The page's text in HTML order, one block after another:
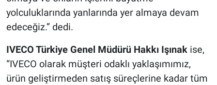
yolculuklarında yanlarında yer almaya devam
edeceğiz.” dedi.
IVECO Türkiye Genel Müdürü Hakkı Işınakise,
“IVECO olarak müşteri odaklı yaklaşımımız,
ürün geliştirmeden satış süreçlerine kadar tüm